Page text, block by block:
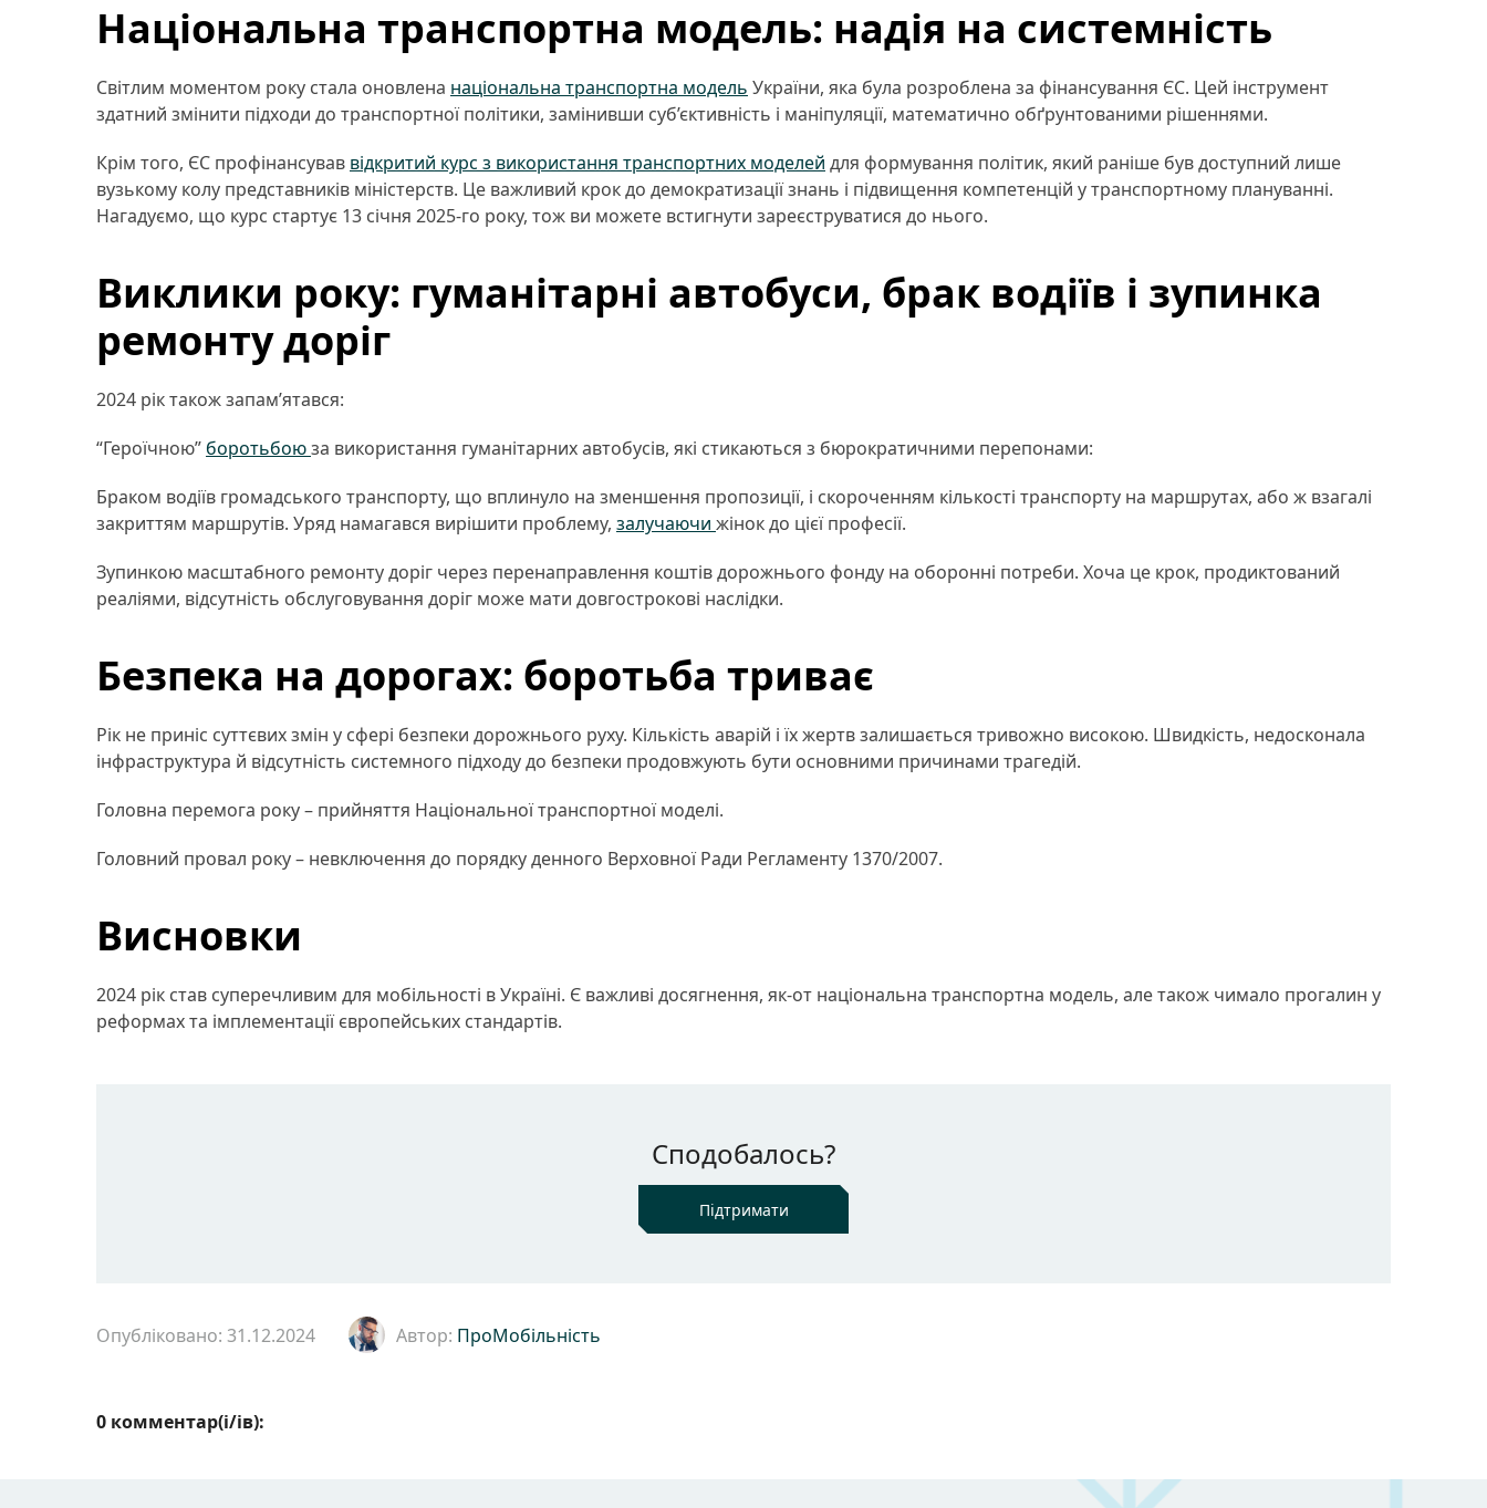
Національна транспортна модель: надія на системність
Світлим моментом року стала оновлена національна транспортна модель України, яка була розроблена за фінансування ЄС. Цей інструмент
здатний змінити підходи до транспортної політики, замінивши суб’єктивність і маніпуляції, математично обґрунтованими рішеннями.
Крім того, ЄС профінансував відкритий курс з використання транспортних моделей для формування політик, який раніше був доступний лише
вузькому колу представників міністерств. Це важливий крок до демократизації знань і підвищення компетенцій у транспортному плануванні.
Нагадуємо, що курс стартує 13 січня 2025-го року, тож ви можете встигнути зареєструватися до нього.
Виклики року: гуманітарні автобуси, брак водіїв і зупинка
ремонту доріг
2024 рік також запам’ятався:
“Героїчною” боротьбоюза використання гуманітарних автобусів, які стикаються з бюрократичними перепонами:
Браком водіїв громадського транспорту, що вплинуло на зменшення пропозиції, і скороченням кількості транспорту на маршрутах, або ж взагалі
закриттям маршрутів. Уряд намагався вирішити проблему, залучаючи жінок до цієї професії.
Зупинкою масштабного ремонту доріг через перенаправлення коштів дорожнього фонду на оборонні потреби. Хоча це крок, продиктований
реаліями, відсутність обслуговування доріг може мати довгострокові наслідки.
Безпека на дорогах: боротьба триває
Рік не приніс суттєвих змін у сфері безпеки дорожнього руху. Кількість аварій і їх жертв залишається тривожно високою. Швидкість, недосконала
інфраструктура й відсутність системного підходу до безпеки продовжують бути основними причинами трагедій.
Головна перемога року – прийняття Національної транспортної моделі.
Головний провал року – невключення до порядку денного Верховної Ради Регламенту 1370/2007.
Висновки
2024 рік став суперечливим для мобільності в Україні. Є важливі досягнення, як-от національна транспортна модель, але також чимало прогалин у
реформах та імплементації європейських стандартів.
Сподобалось?
Підтримати
Опубліковано: 31.12.2024 Автор: ПроМобільність
0 комментар(і/ів):